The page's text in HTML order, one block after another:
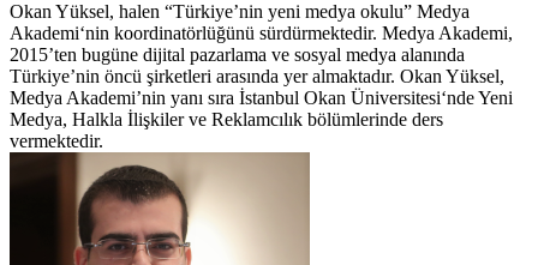
Okan Yüksel, halen “Türkiye’nin yeni medya okulu” Medya
Akademi‘nin koordinatörlüğünü sürdürmektedir. Medya Akademi,
2015’ten bugüne dijital pazarlama ve sosyal medya alanında
Türkiye’nin öncü şirketleri arasında yer almaktadır. Okan Yüksel,
Medya Akademi’nin yanı sıra İstanbul Okan Üniversitesi‘nde Yeni
Medya, Halkla İlişkiler ve Reklamcılık bölümlerinde ders
vermektedir.